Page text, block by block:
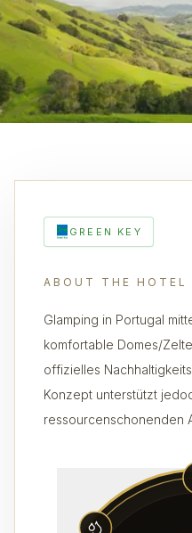
GREEN KEY
ABOUT THE HOTEL
Glamping in Portugal
komfortable Domes/
offizielles
Konzept unterstützt
ressourcenschonenden